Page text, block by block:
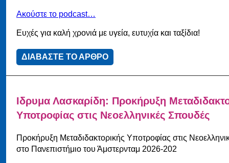
Ακούστε το podcast…
Ευχές για καλή χρονιά με υγεία, ευτυχία και ταξίδια!
ΔΙΑΒΑΣΤΕ ΤΟ ΑΡΘΡΟ
Ιδρυμα Λασκαρίδη: Προκήρυξη
Υποτροφίας στις Νεοελληνικές Σπουδές
Προκήρυξη Μεταδιδακτορικής Υποτροφίας στις
στο Πανεπιστήμιο του Άμστερνταμ 2026-202